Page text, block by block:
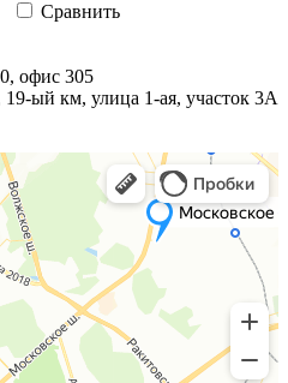
Сравнить
офис 305
ый км, улица 1-ая, участок 3А